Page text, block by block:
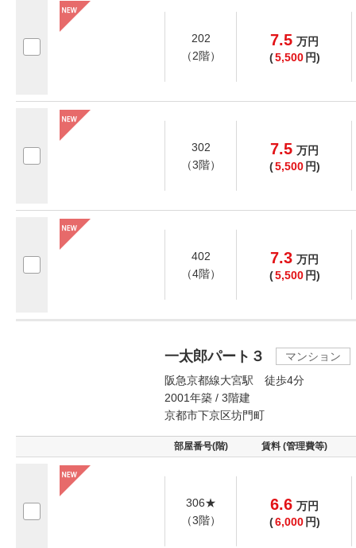
202
（2階）
7.5 万円
(5,500 円)
302
（3階）
7.5 万円
(5,500 円)
402
（4階）
7.3 万円
(5,500 円)
一太郎パート３
マンション
阪急京都線大宮駅 徒歩4分
2001年築 / 3階建
京都市下京区坊門町
部屋番号(階) 賃料 (管理費等)
306★
（3階）
6.6 万円
(6,000 円)